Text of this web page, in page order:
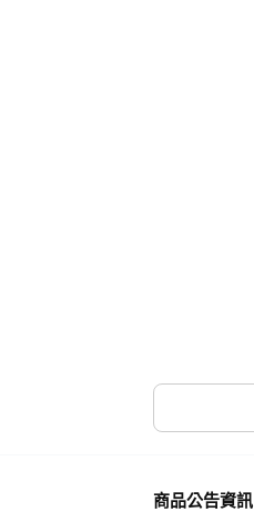
商品公告資訊